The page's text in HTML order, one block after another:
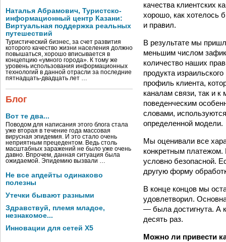
Наталья Абрамович, Туристско-
информационный центр Казани:
Виртуальная поддержка реальных
путешествий
Туристический бизнес, за счет развития
которого качество жизни населения должно
повышаться, хорошо вписывается в
концепцию «умного города». К тому же
уровень использования информационных
технологий в данной отрасли за последние
пятнадцать-двадцать лет …
Блог
Вот те два...
Поводом для написания этого блога стала
уже вторая в течение года массовая
вирусная эпидемия. И это стало очень
неприятным прецедентом. Ведь столь
масштабных заражений не было уже очень
давно. Впрочем, данная ситуация была
ожидаемой. Эпидемию вызвали …
Не все апдейты одинаково
полезны
Утечки бывают разными
Здравствуй, племя младое,
незнакомое...
Инновации для сетей X5
качества клиентских
хорошо, как хотелось
и правил.
В результате мы
меньшим числом
количество наших
продукта
профиль клиента,
каналам связи, так и к
поведенческим
словами,
определенной модели.
Мы оценивали все
конкретным платежом.
условно безопасной.
другую форму
В конце концов мы
удовлетворил.
— была достигнута. А
десять раз.
Можно ли привести